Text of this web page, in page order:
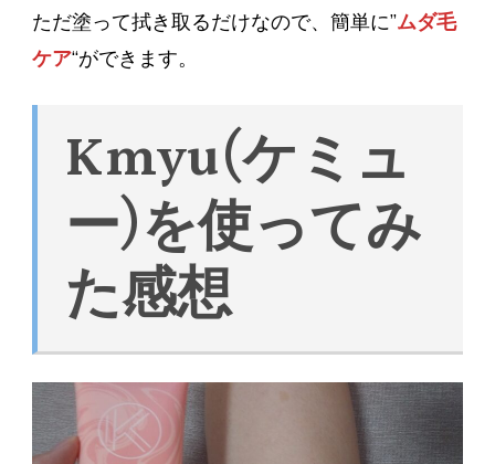
ただ塗って拭き取るだけなので、簡単に”ムダ毛
ケア“ができます。
Kmyu(ケミュ
ー)を使ってみ
た感想